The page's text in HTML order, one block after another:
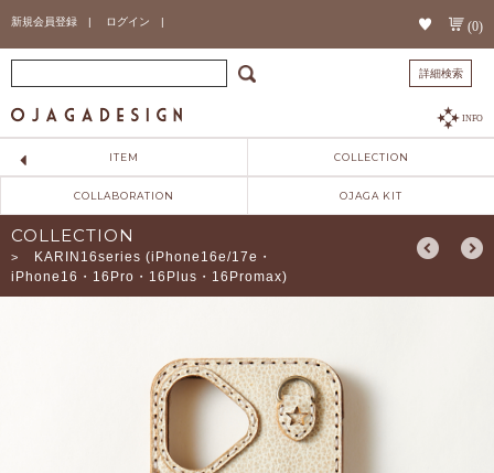
新規会員登録 | ログイン | (0)
詳細検索
INFO
ITEM COLLECTION
COLLABORATION OJAGA KIT
COLLECTION
>
KARIN16series (iPhone16e/17e・
iPhone16・16Pro・16Plus・16Promax)